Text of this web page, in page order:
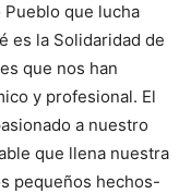
que lucha
es la Solidaridad de
que nos han
y profesional. El
a nuestro
que llena nuestra
pequeños hechos-